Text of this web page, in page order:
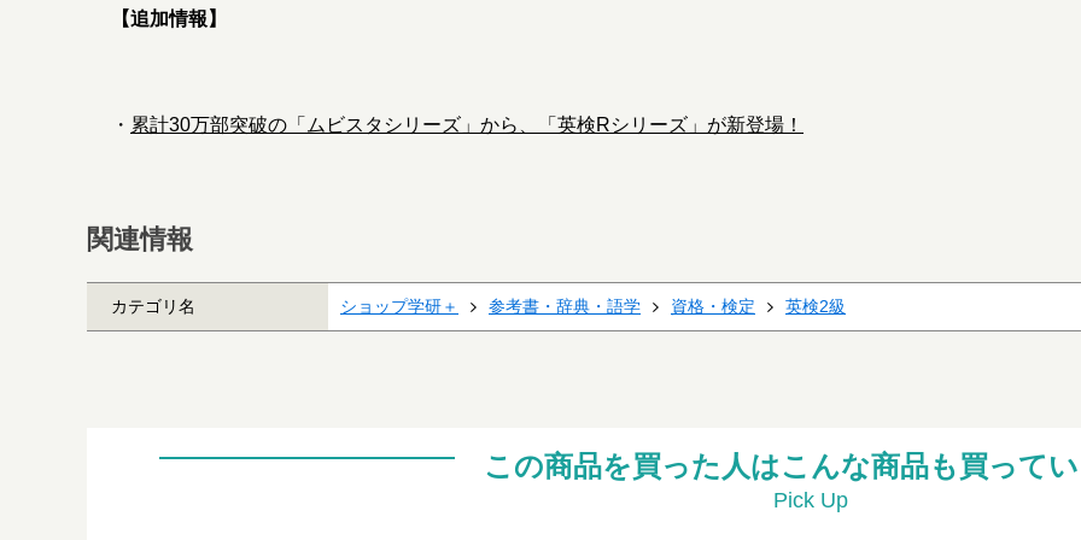
【追加情報】
・ 累計30万部突破の「ムビスタシリーズ」から、「英検Rシリーズ」が新登場！
関連情報
カテゴリ名 ショップ学研＋ 参考書・辞典・語学 資格・検定 英検2級
この商品を買った人はこんな商品も買って
Pick Up